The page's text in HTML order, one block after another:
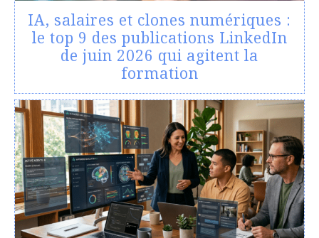
IA, salaires et clones numériques :
le top 9 des publications LinkedIn
de juin 2026 qui agitent la
formation